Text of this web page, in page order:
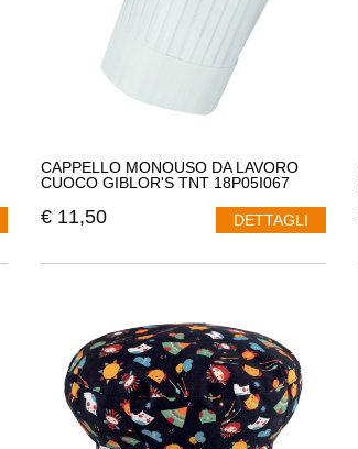
CAPPELLO MONOUSO DA LAVORO
CUOCO GIBLOR'S TNT 18P05I067
€ 11,50 DETTAGLI